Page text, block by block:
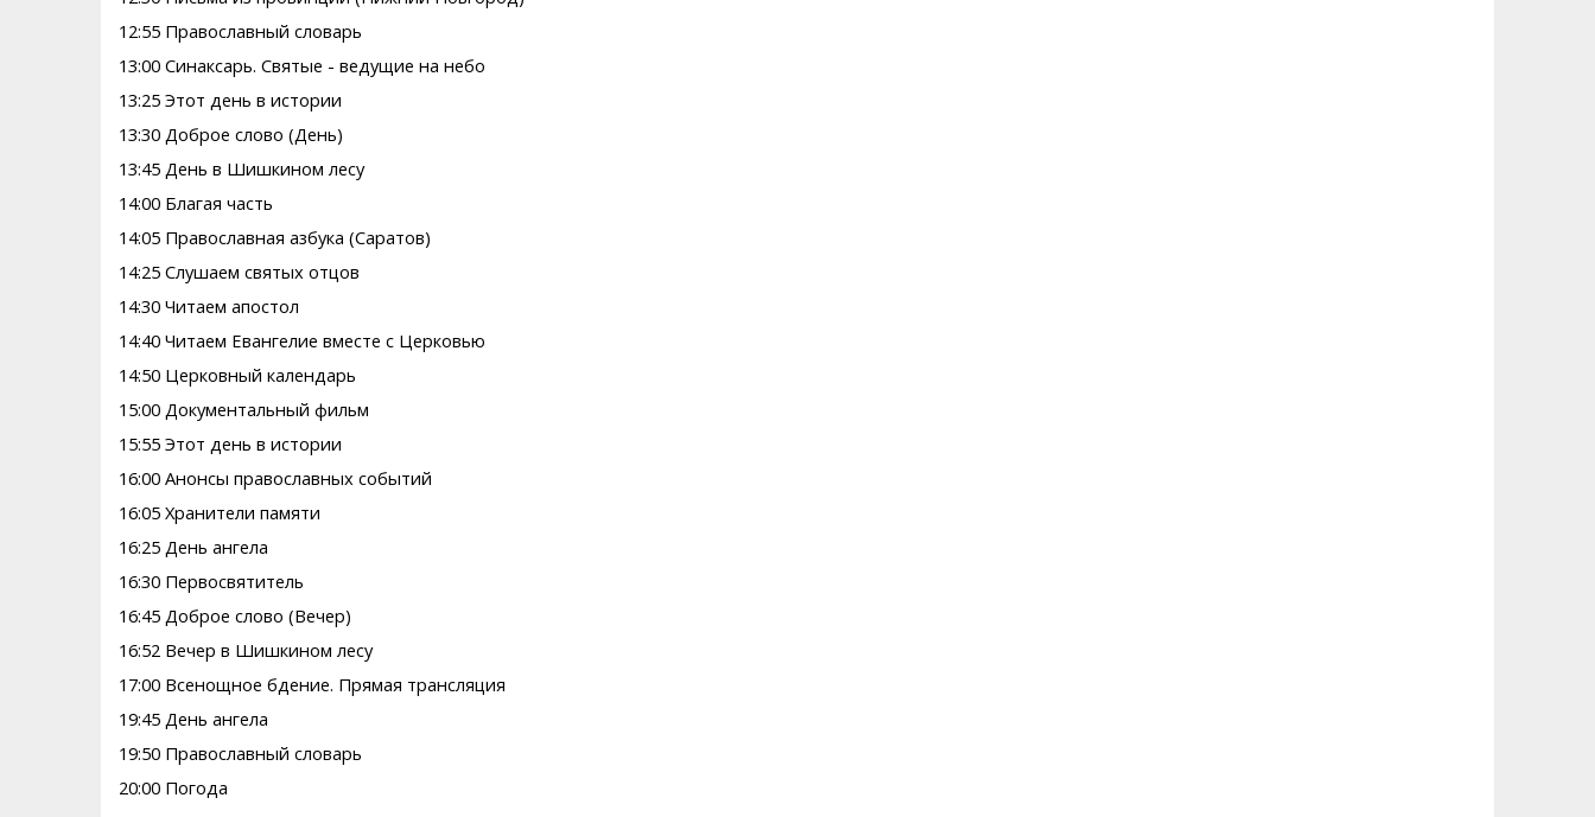
12:55 Православный словарь
13:00 Синаксарь. Святые - ведущие на небо
13:25 Этот день в истории
13:30 Доброе слово (День)
13:45 День в Шишкином лесу
14:00 Благая часть
14:05 Православная азбука (Саратов)
14:25 Слушаем святых отцов
14:30 Читаем апостол
14:40 Читаем Евангелие вместе с Церковью
14:50 Церковный календарь
15:00 Документальный фильм
15:55 Этот день в истории
16:00 Анонсы православных событий
16:05 Хранители памяти
16:25 День ангела
16:30 Первосвятитель
16:45 Доброе слово (Вечер)
16:52 Вечер в Шишкином лесу
17:00 Всенощное бдение. Прямая трансляция
19:45 День ангела
19:50 Православный словарь
20:00 Погода